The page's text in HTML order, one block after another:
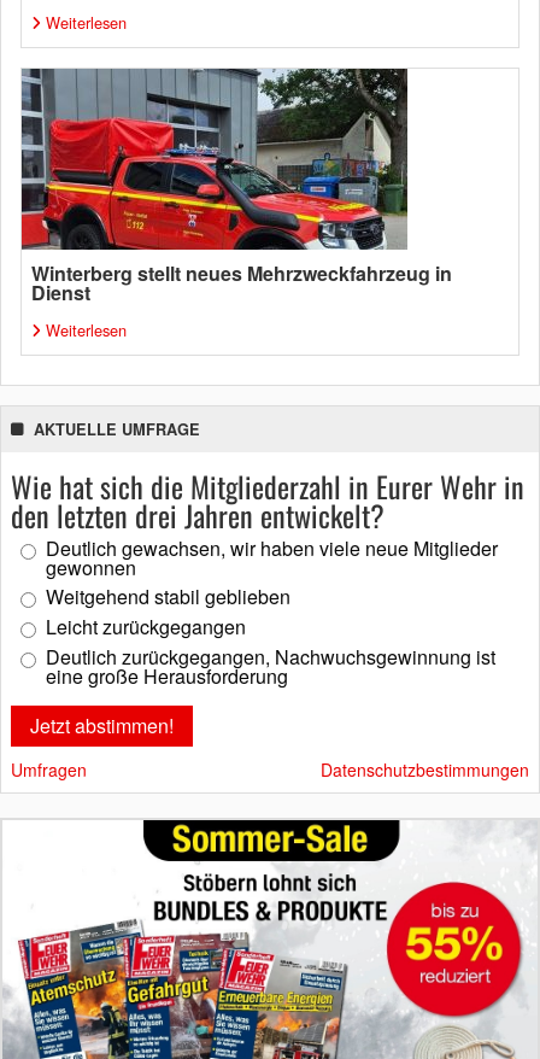
Weiterlesen
Winterberg stellt neues Mehrzweckfahrzeug in
Dienst
Weiterlesen
AKTUELLE UMFRAGE
Wie hat sich die Mitgliederzahl in Eurer Wehr in
den letzten drei Jahren entwickelt?
Deutlich gewachsen, wir haben viele neue Mitglieder
gewonnen
Weitgehend stabil geblieben
Leicht zurückgegangen
Deutlich zurückgegangen, Nachwuchsgewinnung ist
eine große Herausforderung
Umfragen Datenschutzbestimmungen